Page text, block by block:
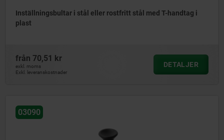
Inställningsbultar i stål eller rostfritt stål med T-handtag i
plast
från 70,51 kr
exkl. moms
Exkl. leveranskostnader
DETALJER
03090